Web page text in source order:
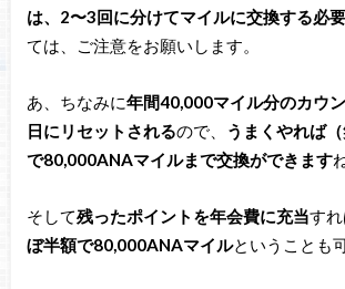
は、2〜3回に分けてマイルに交換する必
ては、ご注意をお願いします。
あ、ちなみに年間40,000マイル分のカウ
日にリセットされるので、
うまくやれば
で80,000ANAマイルまで交換ができます
そして残ったポイントを年会費に充当すれ
ぼ半額で80,000ANAマイルということも